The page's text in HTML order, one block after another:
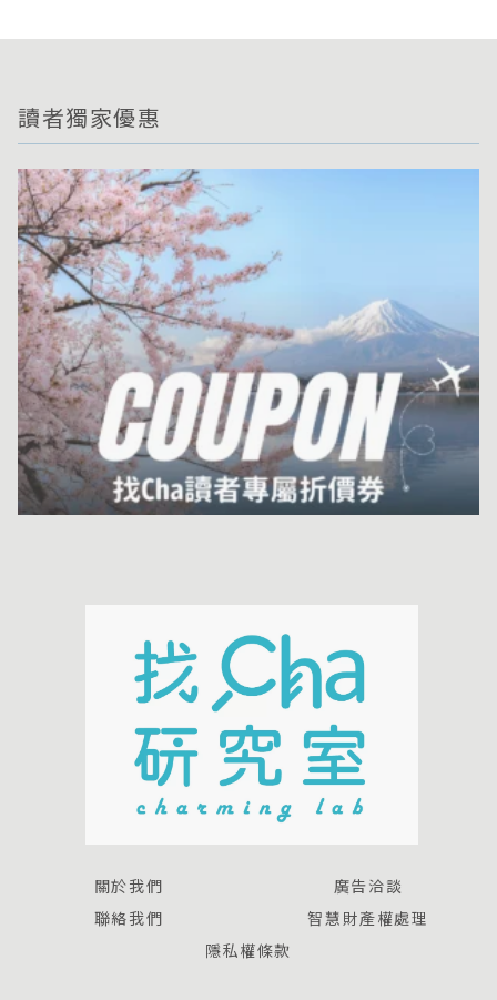
讀者獨家優惠
關於我們
廣告洽談
聯絡我們
智慧財產權處理
隱私權條款